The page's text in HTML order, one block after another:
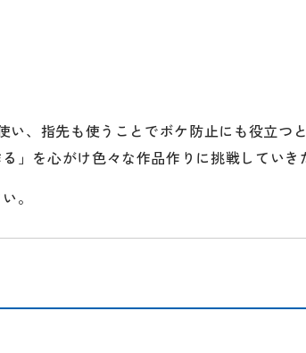
い、指先も使うことでボケ防止にも役立
」を心がけ色々な作品作りに挑戦していき
。